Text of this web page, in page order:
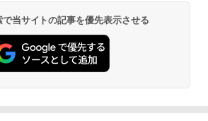
当サイトの記事を優先表示させる